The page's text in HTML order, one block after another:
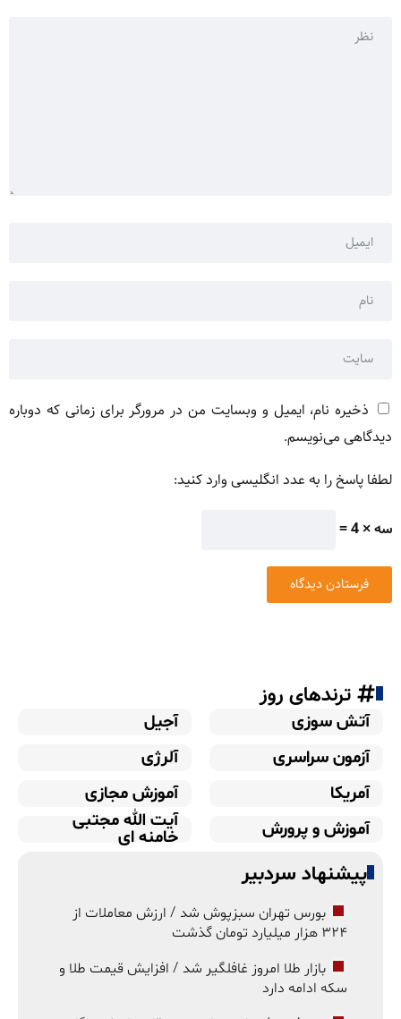
ذخیره نام، ایمیل و وبسایت من در مرورگر برای زمانی که دوباره
دیدگاهی می‌نویسم.
لطفا پاسخ را به عدد انگلیسی وارد کنید:
سه × 4 =
ترندهای روز
آتش سوزی
آجیل
آزمون سراسری
آلرژی
آمریکا
آموزش مجازی
آموزش و پرورش
آیت الله مجتبی
خامنه ای
پیشنهاد سردبیر
بورس تهران سبزپوش شد / ارزش معاملات از
۳۲۴ هزار میلیارد تومان گذشت
بازار طلا امروز غافلگیر شد / افزایش قیمت طلا و
سکه ادامه دارد